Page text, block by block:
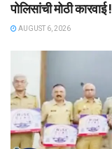
पोलिसांची मोठी कारवाई !
AUGUST 6, 2026